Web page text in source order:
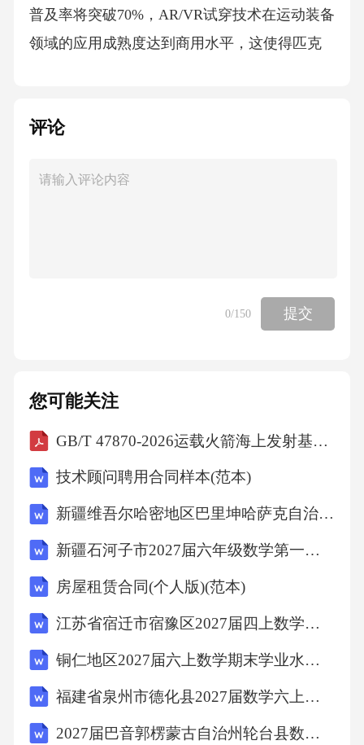
评论
0/150 提交
您可能关注
GB/T 47870-2026运载火箭海上发射基础设施平台选型技术要求
技术顾问聘用合同样本(范本)
新疆维吾尔哈密地区巴里坤哈萨克自治县2027届六年级数学第一学期期末质量检测试题含解析
新疆石河子市2027届六年级数学第一学期期末质量跟踪监视模拟试题含解析
房屋租赁合同(个人版)(范本)
江苏省宿迁市宿豫区2027届四上数学期末联考模拟试题含解析
铜仁地区2027届六上数学期末学业水平测试试题含解析
福建省泉州市德化县2027届数学六上期末考试模拟试题含解析
2027届巴音郭楞蒙古自治州轮台县数学六上期末联考试题含解析